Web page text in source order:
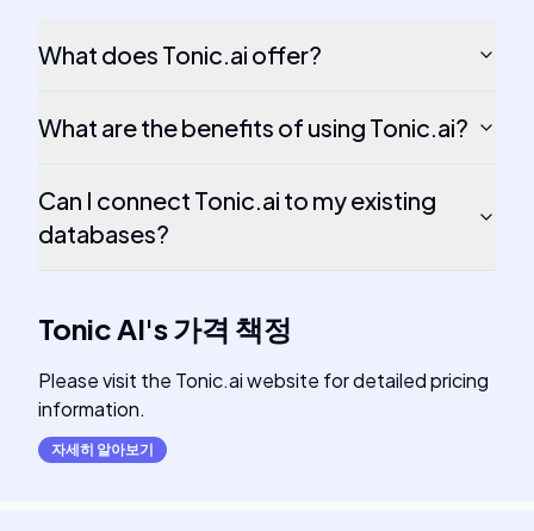
What does Tonic.ai offer?
What are the benefits of using Tonic.ai?
Can I connect Tonic.ai to my existing
databases?
Tonic AI's가격 책정
Please visit the Tonic.ai website for detailed pricing
information.
자세히 알아보기